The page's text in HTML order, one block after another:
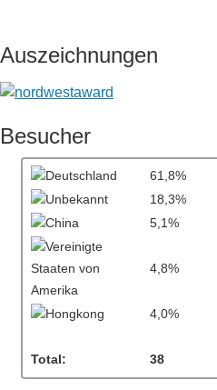
Auszeichnungen
Besucher
61,8%
18,3%
5,1%
4,8%
4,0%
Total: 38